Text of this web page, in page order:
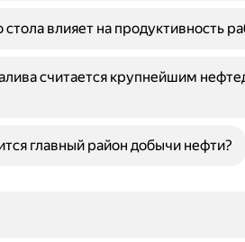
влияет на продуктивность
считается крупнейшим
главный район добычи нефти?